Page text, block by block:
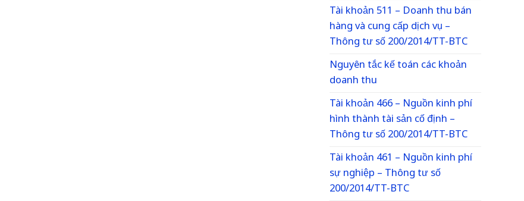
Tài khoản 511 – Doanh thu bán
hàng và cung cấp dịch vụ –
Thông tư số 200/2014/TT-BTC
Nguyên tắc kế toán các khoản
doanh thu
Tài khoản 466 – Nguồn kinh phí
hình thành tài sản cố định –
Thông tư số 200/2014/TT-BTC
Tài khoản 461 – Nguồn kinh phí
sự nghiệp – Thông tư số
200/2014/TT-BTC